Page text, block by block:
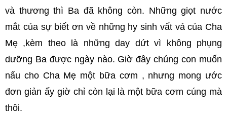
và thương thì Ba đã không còn. Những giọt nước
mắt của sự biết ơn về những hy sinh vất vả của Cha
Mẹ ,kèm theo là những day dứt vì không phụng
dưỡng Ba được ngày nào. Giờ đây chúng con muốn
nấu cho Cha Mẹ một bữa cơm , nhưng mong ước
đơn giản ấy giờ chỉ còn lại là một bữa cơm cúng mà
thôi.